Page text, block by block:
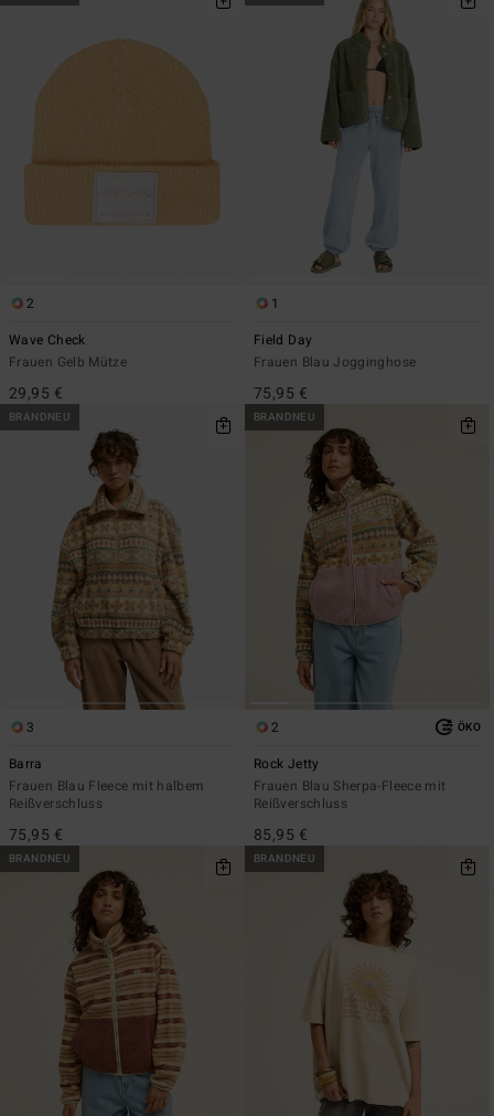
2
Wave Check
Frauen Gelb Mütze
29,95 €
1
Field Day
Frauen Blau Jogginghose
75,95 €
BRANDNEU
3
Barra
Frauen Blau Fleece mit halbem
Reißverschluss
75,95 €
BRANDNEU
2 ÖKO
Rock Jetty
Frauen Blau Sherpa-Fleece mit
Reißverschluss
85,95 €
BRANDNEU BRANDNEU